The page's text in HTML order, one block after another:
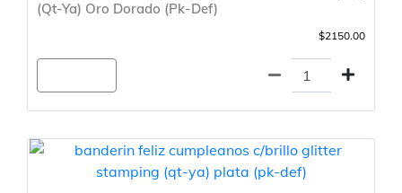
(Qt-Ya) Oro Dorado (Pk-Def)
$2150.00